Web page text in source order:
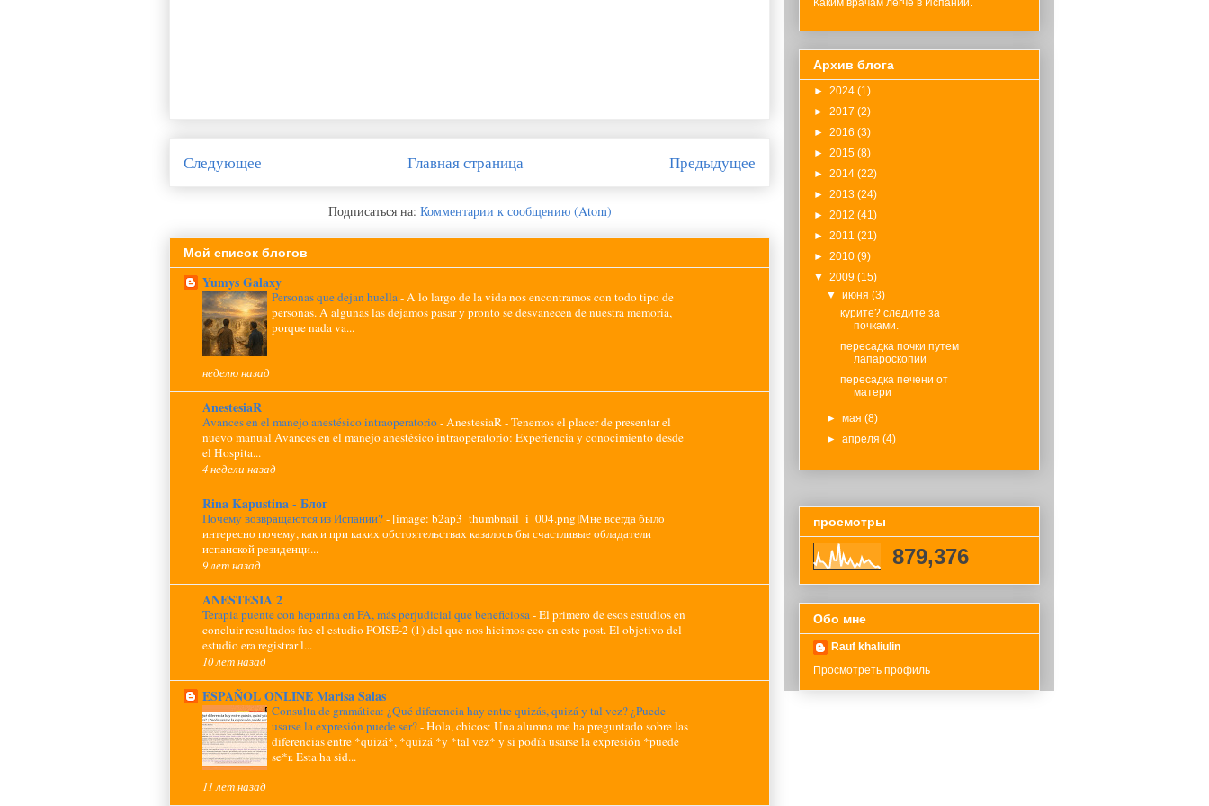
Следующее Предыдущее
Главная страница
Подписаться на: Комментарии к сообщению (Atom)
Мой список блогов
Yumys Galaxy
Personas que dejan huella-A lo largo de la vida nos encontramos con todo tipo de
personas. A algunas las dejamos pasar y pronto se desvanecen de nuestra memoria,
porque nada va...
неделю назад
AnestesiaR
Avances en el manejo anestésico intraoperatorio-AnestesiaR - Tenemos el placer de presentar el
nuevo manual Avances en el manejo anestésico intraoperatorio: Experiencia y conocimiento desde
el Hospita...
4 недели назад
Rina Kapustina - Блог
Почему возвращаются из Испании?- [image: b2ap3_thumbnail_i_004.png]Мне всегда было
интересно почему, как и при каких обстоятельствах казалось бы счастливые обладатели
испанской резиденци...
9 лет назад
ANESTESIA 2
Terapia puente con heparina en FA, más perjudicial que beneficiosa-El primero de esos estudios en
concluir resultados fue el estudio POISE-2 (1) del que nos hicimos eco en este post. El objetivo del
estudio era registrar l...
10 лет назад
ESPAÑOL ONLINE Marisa Salas
Consulta de gramática: ¿Qué diferencia hay entre quizás, quizá y tal vez? ¿Puede
usarse la expresión puede ser?-Hola, chicos: Una alumna me ha preguntado sobre las
diferencias entre *quizá*, *quizá *y *tal vez* y si podía usarse la expresión *puede
se*r. Esta ha sid...
11 лет назад
Каким врачам легче в Испании.
Архив блога
► 2024 (1)
► 2017 (2)
► 2016 (3)
► 2015 (8)
► 2014 (22)
► 2013 (24)
► 2012 (41)
► 2011 (21)
► 2010 (9)
▼ 2009 (15)
▼июня(3)
курите? следите за
почками.
пересадка почки путем
лапароскопии
пересадка печени от
матери
►мая(8)
►апреля(4)
просмотры
879,376
Обо мне
Rauf khaliulin
Просмотреть профиль